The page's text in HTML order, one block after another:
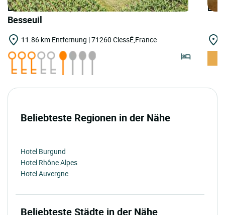
LOGIS HOTELS | Teritoria Château de
Besseuil
11.86 km Entfernung | 71260 ClessÉ,France
Beliebteste Regionen in der Nähe
Hotel Burgund
Hotel Rhône Alpes
Hotel Auvergne
Beliebteste Städte in der Nähe